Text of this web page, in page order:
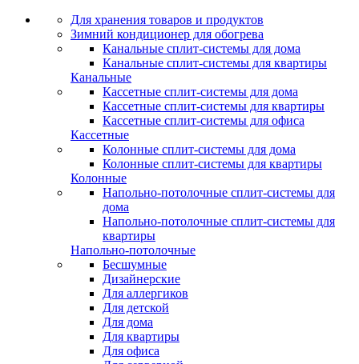
Для хранения товаров и продуктов
Зимний кондиционер для обогрева
Канальные сплит-системы для дома
Канальные сплит-системы для квартиры
Канальные
Кассетные сплит-системы для дома
Кассетные сплит-системы для квартиры
Кассетные сплит-системы для офиса
Кассетные
Колонные сплит-системы для дома
Колонные сплит-системы для квартиры
Колонные
Напольно-потолочные сплит-системы для
дома
Напольно-потолочные сплит-системы для
квартиры
Напольно-потолочные
Бесшумные
Дизайнерские
Для аллергиков
Для детской
Для дома
Для квартиры
Для офиса